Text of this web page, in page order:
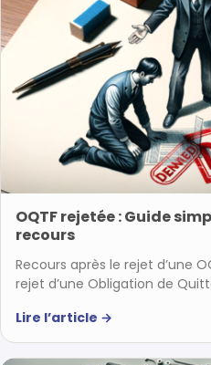
OQTF rejetée : Guide
recours
Recours après le rejet d’une
rejet d’une Obligation de
Lire l’article →